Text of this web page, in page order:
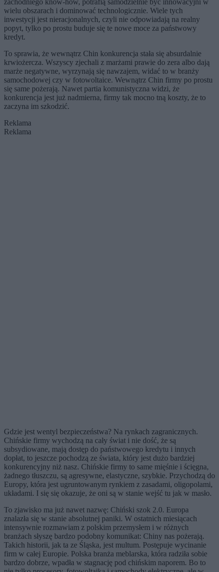
wielu obszarach i dominować technologicznie. Wiele tych
inwestycji jest nieracjonalnych, czyli nie odpowiadają na realny
popyt, tylko po prostu buduje się te nowe moce za państwowy
kredyt.
To sprawia, że wewnątrz Chin konkurencja stała się absurdalnie
krwiożercza. Wszyscy zjechali z marżami prawie do zera albo dają
marże negatywne, wyrzynają się nawzajem, widać to w branży
samochodowej czy w fotowoltaice. Wewnątrz Chin firmy po prostu
się same pożerają. Nawet partia komunistyczna widzi, że
konkurencja jest już nadmierna, firmy tak mocno tną koszty, że to
zaczyna im szkodzić.
Reklama
Reklama
Gdzie jest wentyl bezpieczeństwa? Na rynkach zagranicznych.
Chińskie firmy wychodzą na cały świat i nie dość, że są
subsydiowane, mają dostęp do państwowego kredytu i innych
dopłat, to jeszcze pochodzą ze świata, który jest dużo bardziej
konkurencyjny niż nasz. Chińskie firmy to same mięśnie i ścięgna,
żadnego tłuszczu, są agresywne, elastyczne, szybkie. Przychodzą do
Europy, która jest ugruntowanym rynkiem z zasadami, oligopolami,
układami. I się się okazuje, że oni są w stanie wejść tu jak w masło.
To zjawisko ma już nawet nazwę: Chiński szok 2.0. Europa
znalazła się w stanie absolutnej paniki. W ostatnich miesiącach
intensywnie rozmawiam z polskim przemysłem i w różnych
branżach słyszę bardzo podobny komunikat: Chiny nas pożerają.
Takich historii, jak ta ze Śląska, jest multum. Postępuje wycinanie
firm w całej Europie. Polska branża meblarska, która radziła sobie
bardzo dobrze, wpadła w stagnację pod chińskim naporem. Bo to